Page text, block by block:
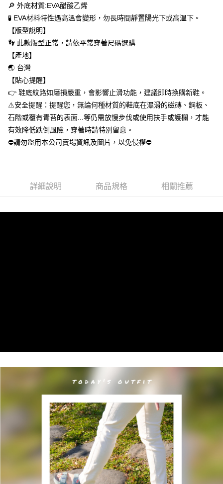
【注意事項】
１．透過由恩沛科技股份有限公司提供之「AFTEE先享後付」服務完成之交
易，需依本服務之必要範圍內提供個人資料，並將交易相關給付款項請求債
權轉讓予恩沛科技股份有限公司。
２．關於個人資料處理事宜，請瀏覽以下網址：
３．未成年的使用者請事先徵得法定代理人或監護人之同意方可使用
「AFTEE先享後付」，若未經同意申辦者引起之損失，本公司不負相關責
任。
４．使用「AFTEE先享後付」時，將依據個別帳號之用戶狀況，依本公司即
時審查核予不同之上限額度；若仍有額度不足之情形，本公司將視審查結果
請求用戶進行身份認證。
５．嚴禁一人註冊多個帳號或使用他人資訊註冊。若發現惡意使用之情形，
恩沛科技股份有限公司將有權停止該用戶之使用額度並採取法律行動。
7-11取貨付款
每筆NT$60，滿NT$699(含以上)免運費
付款後7-11取貨
每筆NT$60，滿NT$699(含以上)免運費
宅配
每筆NT$100，滿NT$699(含以上)免運費
🔎 外底材質:EVA醋酸乙烯
🧪 EVA材料特性遇高溫會變形，勿長時間靜置陽光下或高溫下。
【版型說明】
👣 此款版型正常，請依平常穿著尺碼選購
【產地】
🌏 台灣
【貼心提醒】
👉 鞋底紋路如磨損嚴重，會影響止滑功能，建議即時換購新鞋。
⚠️安全提醒：提醒您，無論何種材質的鞋底在濕滑的磁磚、鋼板、
石階或覆有青苔的表面...等仍需放慢步伐或使用扶手或護欄，才能
有效降低跌倒風險，穿著時請特別留意。
⛔請勿盜用本公司賣場資訊及圖片，以免侵權⛔
詳細說明 商品規格 相關推薦